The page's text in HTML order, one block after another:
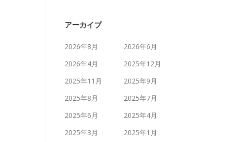
アーカイブ
2026年8月
2026年6月
2026年4月
2025年12月
2025年11月
2025年9月
2025年8月
2025年7月
2025年6月
2025年4月
2025年3月
2025年1月